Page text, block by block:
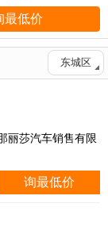
最低价
东城区
丽莎汽车销售有限
询最低价